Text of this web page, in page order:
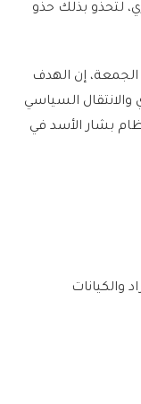
لتحذو بذلك حذو
إن الهدف
والانتقال السياسي
بشار الأسد في
والكيانات